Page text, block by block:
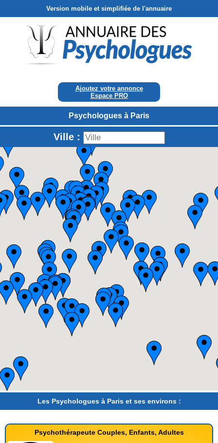
Version mobile et simplifiée de l'annuaire
Ajoutez votre annonce
Espace PRO
Psychologues à Paris
Ville :
Les Psychologues à Paris et ses environs :
Psychothérapeute Couples, Enfants, Adultes